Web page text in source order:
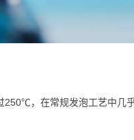
，在常规发泡工艺中几乎